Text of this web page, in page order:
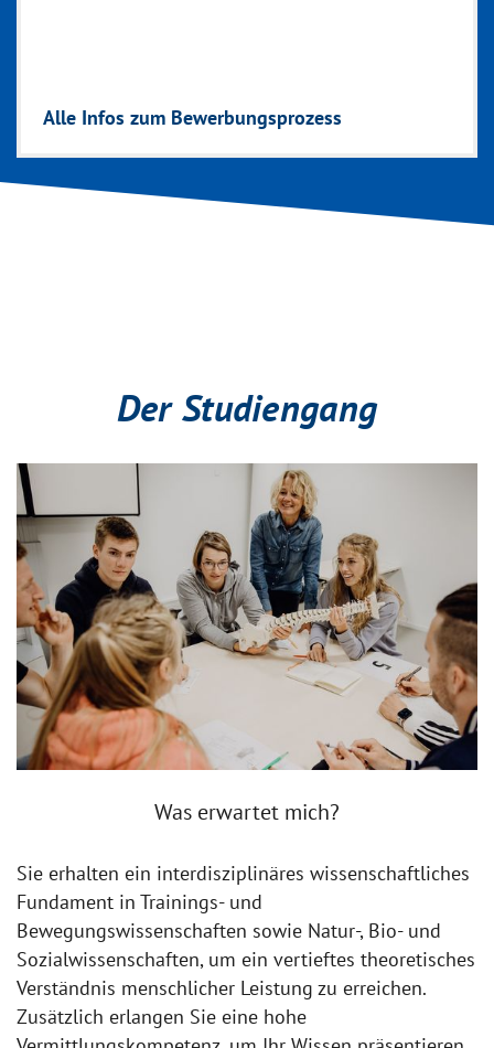
Alle Infos zum Bewerbungsprozess
Der Studiengang
Was erwartet mich?
Sie erhalten ein interdisziplinäres wissenschaftliches
Fundament in Trainings- und
Bewegungswissenschaften sowie Natur-, Bio- und
Sozialwissenschaften, um ein vertieftes theoretisches
Verständnis menschlicher Leistung zu erreichen.
Zusätzlich erlangen Sie eine hohe